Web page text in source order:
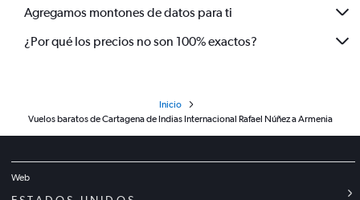
Agregamos montones de datos para ti
¿Por qué los precios no son 100% exactos?
Inicio
Vuelos baratos de Cartagena de Indias Internacional Rafael Núñez a Armenia
Web